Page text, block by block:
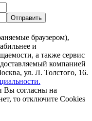
браузером),
и
а также сервис
компанией
ул. Л. Толстого, 16.
Вы согласны на
то отключите Cookies